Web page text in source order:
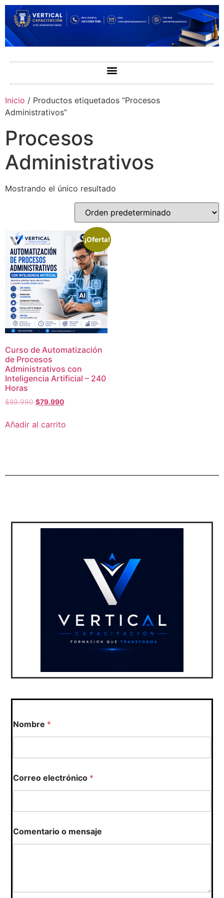
Inicio / Productos etiquetados “Procesos
Administrativos”
Procesos
Administrativos
Mostrando el único resultado
¡Oferta!
Curso de Automatización
de Procesos
Administrativos con
Inteligencia Artificial – 240
Horas
$89.990 $79.990
Añadir al carrito
Nombre *
Correo electrónico *
o
m
l
Comentario o mensaje